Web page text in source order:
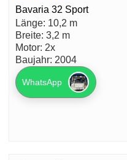
Bavaria 32 Sport
Länge: 10,2 m
Breite: 3,2 m
Motor: 2x
Baujahr: 2004
WhatsApp